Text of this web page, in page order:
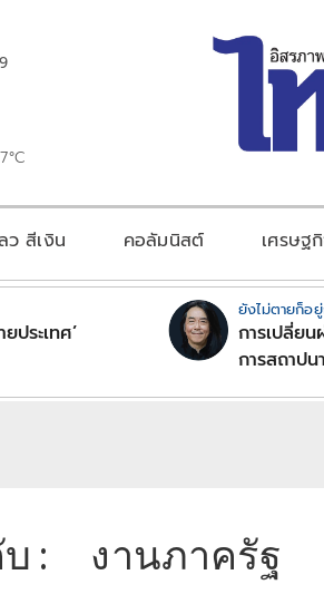
ว สีเงิน คอลัมนิสต์ เศรษฐ
ประเทศ’
ยังไม่ตายก็อ
การเปลี่ยน
การสถาป
: งานภาครัฐ